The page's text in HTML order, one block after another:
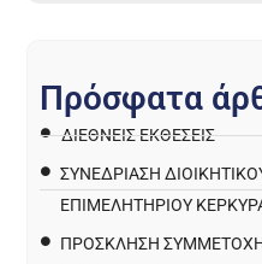
Πρόσφατα άρ
ΔΙΕΘΝΕΙΣ ΕΚΘΕΣΕΙΣ
ΣΥΝΕΔΡΙΑΣΗ
ΕΠΙΜΕΛΗΤΗΡΙΟΥ
ΠΡΌΣΚΛΗΣΗ